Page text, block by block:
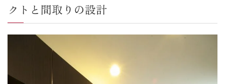
クトと間取りの設計